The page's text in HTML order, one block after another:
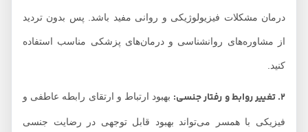
درمان مشکلات فیزیولوژیکی و روانی مفید باشد. پس بدون تردید
از مشاوره‌های روانشناسی و درمان‌های پزشکی مناسب استفاده
بهبود ارتباط و ارتقای رابطه عاطفی و
فیزیکی با همسر می‌تواند بهبود قابل توجهی در رضایت جنسی